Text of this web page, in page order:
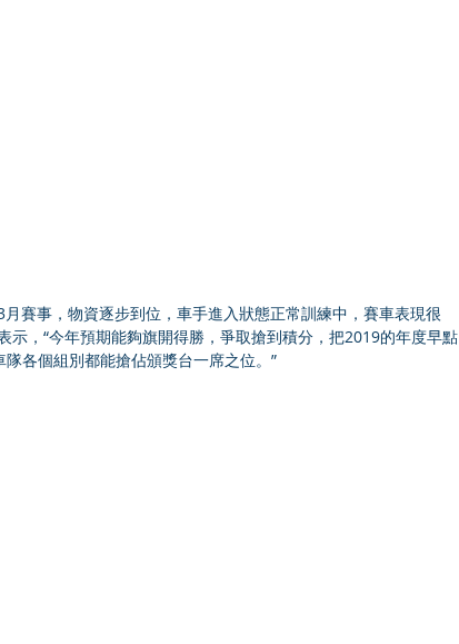
賽事，物資逐步到位，車手進入狀態正常訓練中，賽車表現很
示，“今年預期能夠旗開得勝，爭取搶到積分，把2019的年度早點
各個組別都能搶佔頒獎台一席之位。”